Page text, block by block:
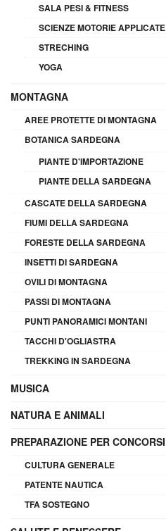
SALA PESI & FITNESS
SCIENZE MOTORIE APPLICATE
STRECHING
YOGA
MONTAGNA
AREE PROTETTE DI MONTAGNA
BOTANICA SARDEGNA
PIANTE D'IMPORTAZIONE
PIANTE DELLA SARDEGNA
CASCATE DELLA SARDEGNA
FIUMI DELLA SARDEGNA
FORESTE DELLA SARDEGNA
INSETTI DI SARDEGNA
OVILI DI MONTAGNA
PASSI DI MONTAGNA
PUNTI PANORAMICI MONTANI
TACCHI D'OGLIASTRA
TREKKING IN SARDEGNA
MUSICA
NATURA E ANIMALI
PREPARAZIONE PER CONCORSI
CULTURA GENERALE
PATENTE NAUTICA
TFA SOSTEGNO